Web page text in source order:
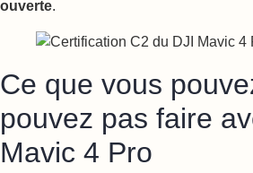
ouverte.
Ce que vous
pouvez pas faire
Mavic 4 Pro